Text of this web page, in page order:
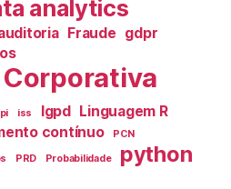
analytics
Fraude gdpr
iss lgpd Linguagem R
contínuo PCN
PRD Probabilidade python